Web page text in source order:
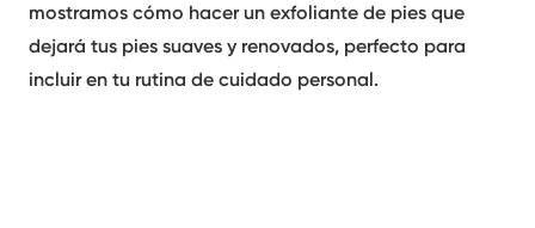
mostramos cómo hacer un exfoliante de pies que
dejará tus pies suaves y renovados, perfecto para
incluir en tu rutina de cuidado personal.